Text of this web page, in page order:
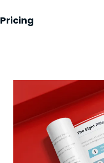
Pricing